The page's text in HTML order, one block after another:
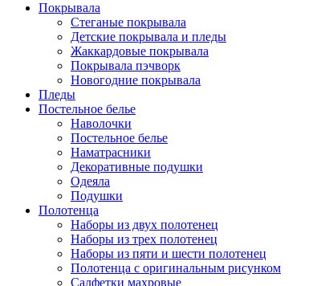
Покрывала
Стеганые покрывала
Детские покрывала и пледы
Жаккардовые покрывала
Покрывала пэчворк
Новогодние покрывала
Пледы
Постельное белье
Наволочки
Постельное белье
Наматрасники
Декоративные подушки
Одеяла
Подушки
Полотенца
Наборы из двух полотенец
Наборы из трех полотенец
Наборы из пяти и шести полотенец
Полотенца с оригинальным рисунком
Салфетки махровые